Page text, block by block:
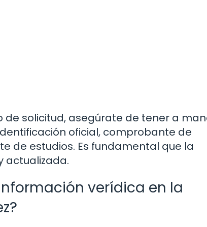
solicitud, asegúrate de tener a
oficial, comprobante de
de estudios. Es fundamental que la
actualizada.
verídica en la